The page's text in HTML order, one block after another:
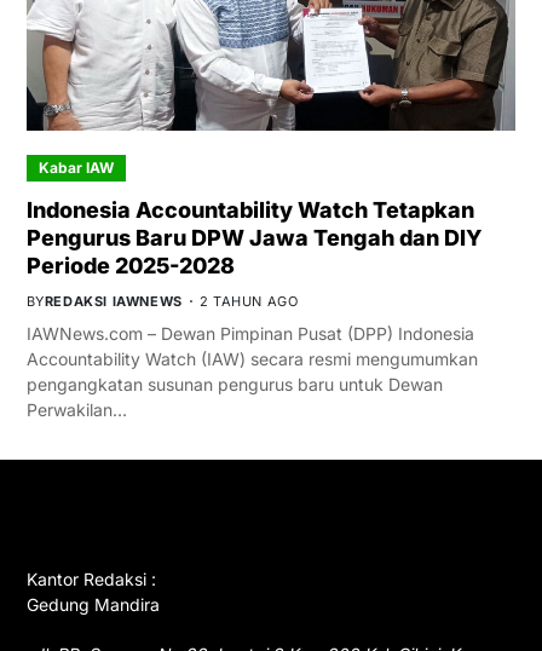
Kabar IAW
Indonesia Accountability Watch Tetapkan
Pengurus Baru DPW Jawa Tengah dan DIY
Periode 2025-2028
BYREDAKSI IAWNEWS 2 TAHUN AGO
IAWNews.com – Dewan Pimpinan Pusat (DPP) Indonesia
Accountability Watch (IAW) secara resmi mengumumkan
pengangkatan susunan pengurus baru untuk Dewan
Perwakilan…
Kantor Redaksi :
Gedung Mandira